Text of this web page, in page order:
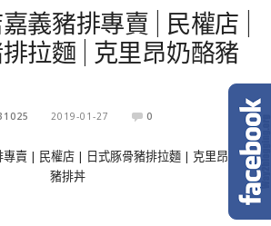
義豬排專賣 | 民權店 |
拉麵 | 克里昂奶酪豬
2019-01-27 0